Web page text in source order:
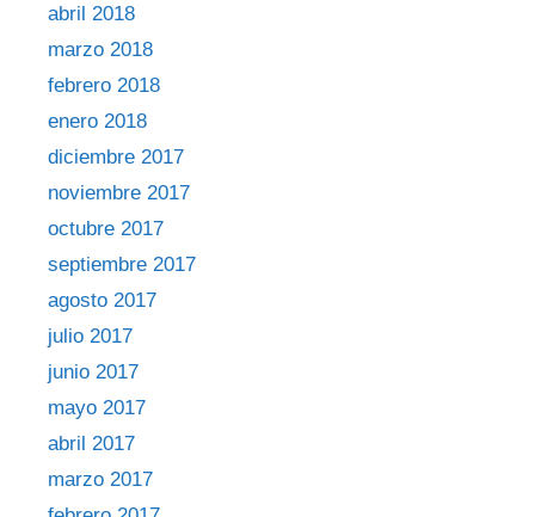
abril 2018
marzo 2018
febrero 2018
enero 2018
diciembre 2017
noviembre 2017
octubre 2017
septiembre 2017
agosto 2017
julio 2017
junio 2017
mayo 2017
abril 2017
marzo 2017